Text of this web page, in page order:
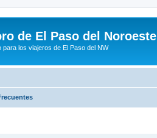
de El Paso del Noroeste
para los viajeros de El Paso del NW